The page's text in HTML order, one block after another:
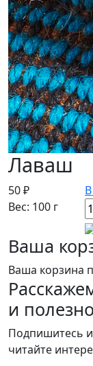
Лаваш
50 ₽
Вес: 100 г
Ваша
Ваша корзина
и
Подпишитесь и
читайте